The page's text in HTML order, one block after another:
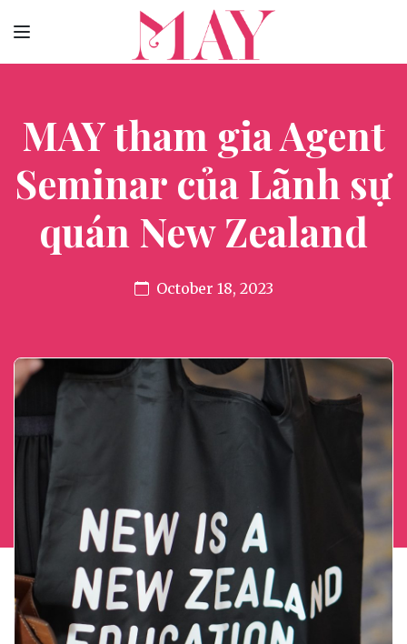
MAY tham gia Agent
Seminar của Lãnh sự
quán New Zealand
October 18, 2023